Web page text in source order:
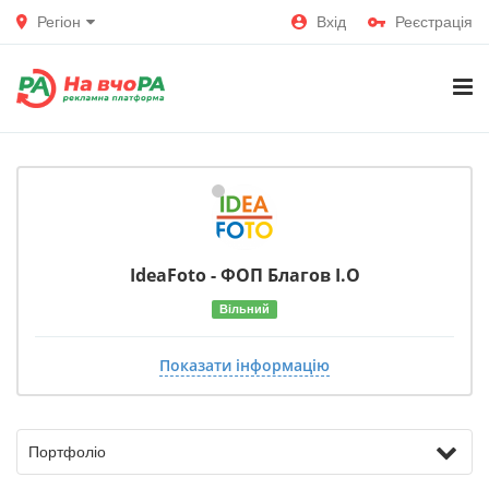
Регіон Вхід Реєстрація
IdeaFoto - ФОП Благов І.О
Вільний
Показати інформацію
Портфоліо